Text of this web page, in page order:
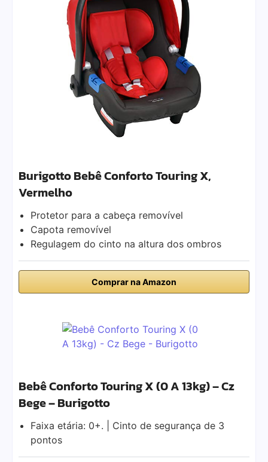
Burigotto Bebê Conforto Touring X,
Vermelho
Protetor para a cabeça removível
Capota removível
Regulagem do cinto na altura dos ombros
Comprar na Amazon
Bebê Conforto Touring X (0 A 13kg) – Cz
Bege – Burigotto
Faixa etária: 0+. | Cinto de segurança de 3
pontos